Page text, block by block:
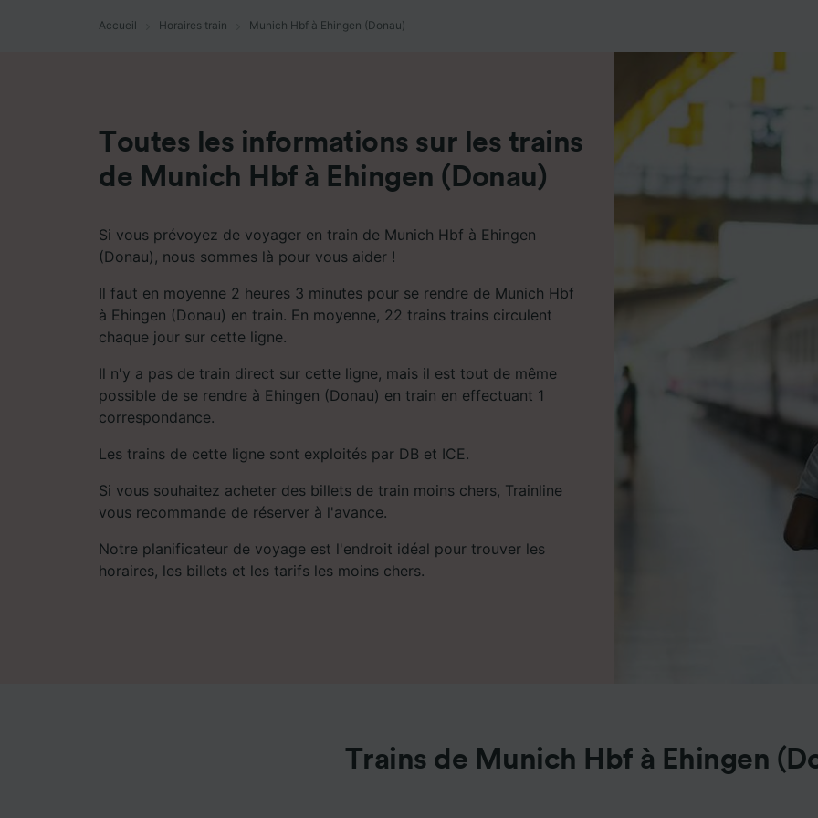
Accueil Horaires train Munich Hbf à Ehingen (Donau)
Toutes les informations sur les trains
de Munich Hbf à Ehingen (Donau)
Si vous prévoyez de voyager en train de Munich Hbf à Ehingen
(Donau), nous sommes là pour vous aider !
Il faut en moyenne 2 heures 3 minutes pour se rendre de Munich Hbf
à Ehingen (Donau) en train. En moyenne, 22 trains trains circulent
chaque jour sur cette ligne.
Il n'y a pas de train direct sur cette ligne, mais il est tout de même
possible de se rendre à Ehingen (Donau) en train en effectuant 1
correspondance.
Les trains de cette ligne sont exploités par DB et ICE.
Si vous souhaitez acheter des billets de train moins chers, Trainline
vous recommande de réserver à l'avance.
Notre planificateur de voyage est l'endroit idéal pour trouver les
horaires, les billets et les tarifs les moins chers.
Trains de Munich Hbf à Ehingen
développement de services.
Liste de nos partenaires (fournisseurs)